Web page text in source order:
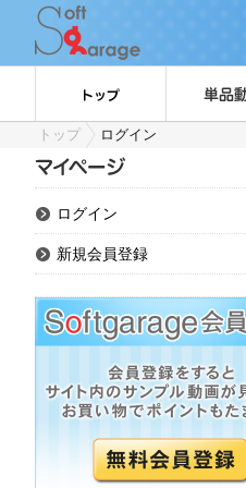
トップ ログイン
ログイン
新規会員登録